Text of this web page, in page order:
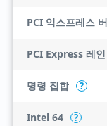
PCI 익스프레스
PCI Express 레
명령 집합 ?
Intel 64 ?